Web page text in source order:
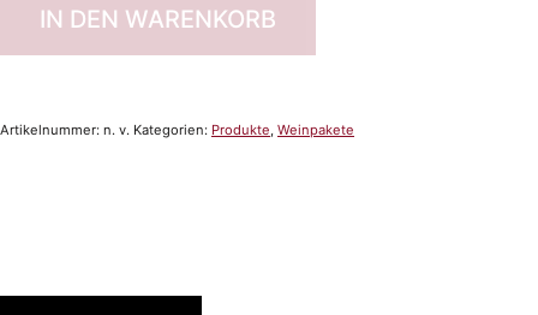
IN DEN WARENKORB
Artikelnummer: n. v. Kategorien: Produkte, Weinpakete